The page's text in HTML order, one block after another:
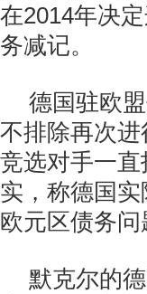
在2014年决
务减记。
德国驻欧
不排除再次
竞选对手一
实，称德国
欧元区债务问
默克尔的